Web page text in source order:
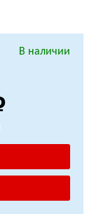
В наличии